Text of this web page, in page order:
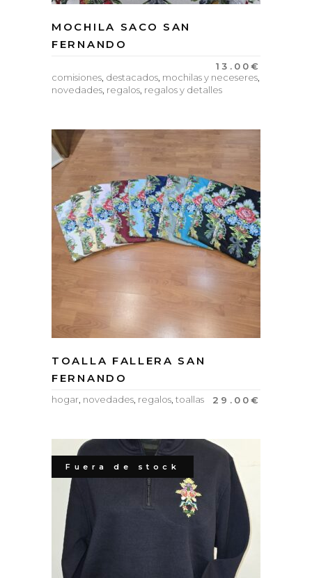
MOCHILA SACO SAN
FERNANDO
13.00€
comisiones, destacados, mochilas y neceseres,
novedades, regalos, regalos y detalles
TOALLA FALLERA SAN
FERNANDO
29.00€
hogar, novedades, regalos, toallas
Fuera de stock